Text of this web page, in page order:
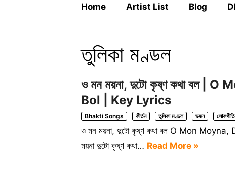
Home Artist List Blog
তুলিকা মণ্ডল
ও মন ময়না, দুটো কৃষ্ণ কথা বল |
Bol | Key Lyrics
Bhakti Songs কীর্তন তুলিকা মণ্ডল ভজন লোকগীতি
ও মন ময়না, দুটো কৃষ্ণ কথা বল O Mon
ময়না দুটো কৃষ্ণ কথা… Read More »